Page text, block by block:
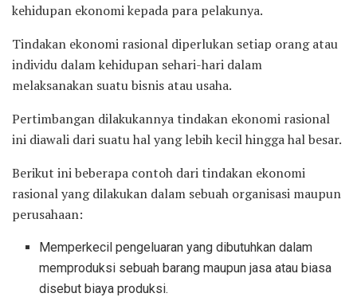
kehidupan ekonomi kepada para pelakunya.
Tindakan ekonomi rasional diperlukan setiap orang atau
individu dalam kehidupan sehari-hari dalam
melaksanakan suatu bisnis atau usaha.
Pertimbangan dilakukannya tindakan ekonomi rasional
ini diawali dari suatu hal yang lebih kecil hingga hal besar.
Berikut ini beberapa contoh dari tindakan ekonomi
rasional yang dilakukan dalam sebuah organisasi maupun
perusahaan:
Memperkecil pengeluaran yang dibutuhkan dalam
memproduksi sebuah barang maupun jasa atau biasa
disebut biaya produksi.